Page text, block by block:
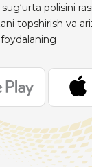
polisini
topshirish va